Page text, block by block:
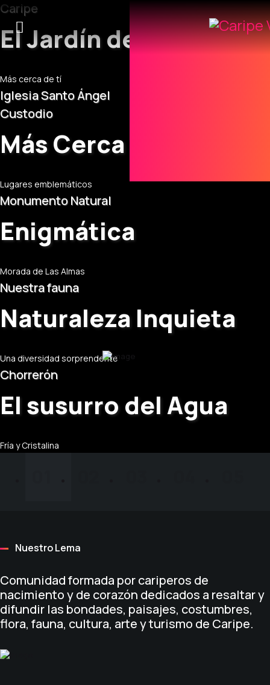
Caripe
El Jardín de Oriente
Más cerca de tí
Iglesia Santo Ángel
Custodio
Más Cerca del Cielo
Lugares emblemáticos
Monumento Natural
Enigmática
Morada de Las Almas
Nuestra fauna
Naturaleza Inquieta
Una diversidad sorprendente
Chorrerón
El susurro del Agua
Fría y Cristalina
Nuestro Lema
Comunidad formada por cariperos de
nacimiento y de corazón dedicados a resaltar y
difundir las bondades, paisajes, costumbres,
flora, fauna, cultura, arte y turismo de Caripe.